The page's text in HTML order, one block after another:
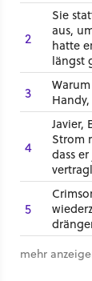
2
Sie
aus,
hatte
längst
3
4
Javier,
Strom
dass
5
mehr